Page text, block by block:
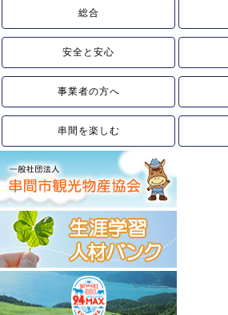
総合
安全と安心
事業者の方へ
串間を楽しむ